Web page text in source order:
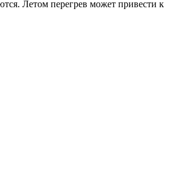
Летом перегрев может привести к